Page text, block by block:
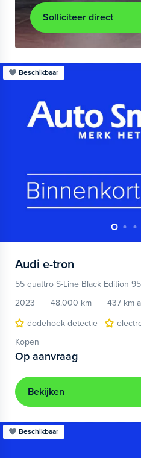
Solliciteer direct
Beschikbaar
Audi e-tron
55 quattro S-Line Black Edition
2023
48.000 km 437 km
dodehoek detectie
Kopen
Op aanvraag
Bekijken
Beschikbaar